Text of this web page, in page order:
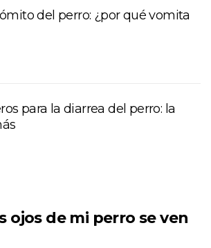
del perro: ¿por qué vomita
para la diarrea del perro: la
ojos de mi perro se ven